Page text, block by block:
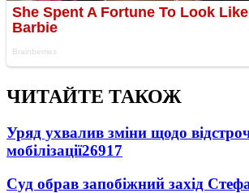
ЧИТАЙТЕ ТАКОЖ
Уряд ухвалив зміни щодо
мобілізації26917
Суд обрав запобіжний захід